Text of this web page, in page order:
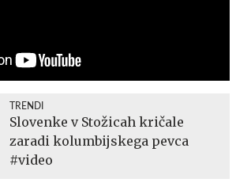
TRENDI
Slovenke v Stožicah kričale
zaradi kolumbijskega pevca
#video